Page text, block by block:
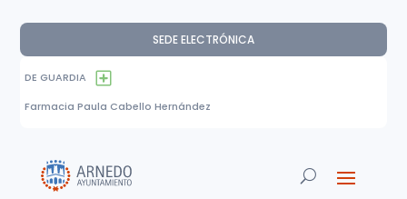
SEDE ELECTRÓNICA
DE GUARDIA
Farmacia Paula Cabello Hernández